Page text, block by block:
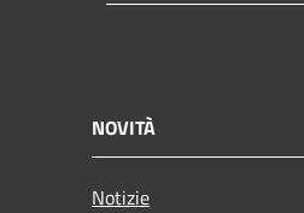
NOVITÀ
Notizie